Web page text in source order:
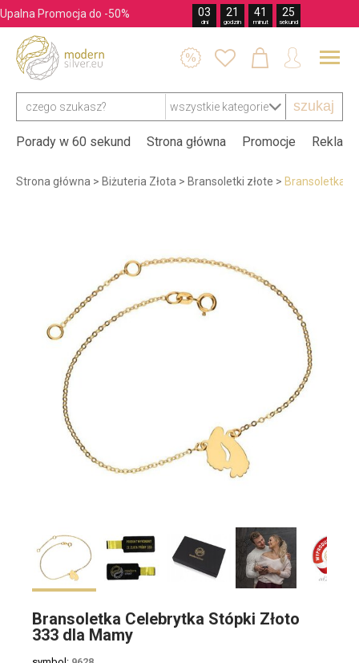
Upalna Promocja do -50% 03
dni
21
godzin
41
minut
24
sekund
szukaj
   
Porady w 60 sekund Strona główna Promocje
Strona główna > Biżuteria Złota > Bransoletki złote > Bransoletka
Bransoletka Celebrytka Stópki Złoto
333 dla Mamy